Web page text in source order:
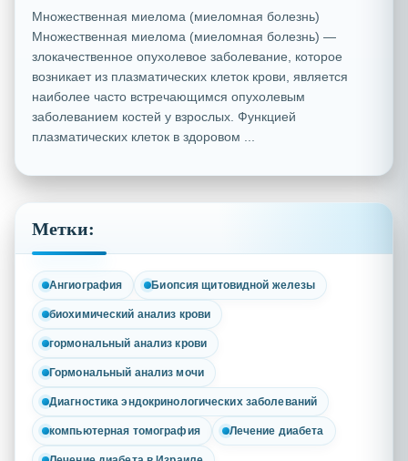
Множественная миелома (миеломная болезнь)
Множественная миелома (миеломная болезнь) —
злокачественное опухолевое заболевание, которое
возникает из плазматических клеток крови, является
наиболее часто встречающимся опухолевым
заболеванием костей у взрослых. Функцией
плазматических клеток в здоровом ...
Метки:
Ангиография Биопсия щитовидной железы
биохимический анализ крови
гормональный анализ крови
Гормональный анализ мочи
Диагностика эндокринологических заболеваний
компьютерная томография Лечение диабета